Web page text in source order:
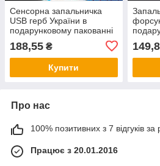
Сенсорна запальничка
USB герб України в
подарунковому пакованні
188,55 ₴
Купити
Про нас
100% позитивних з 7 відгуків за
Працює з 20.01.2016